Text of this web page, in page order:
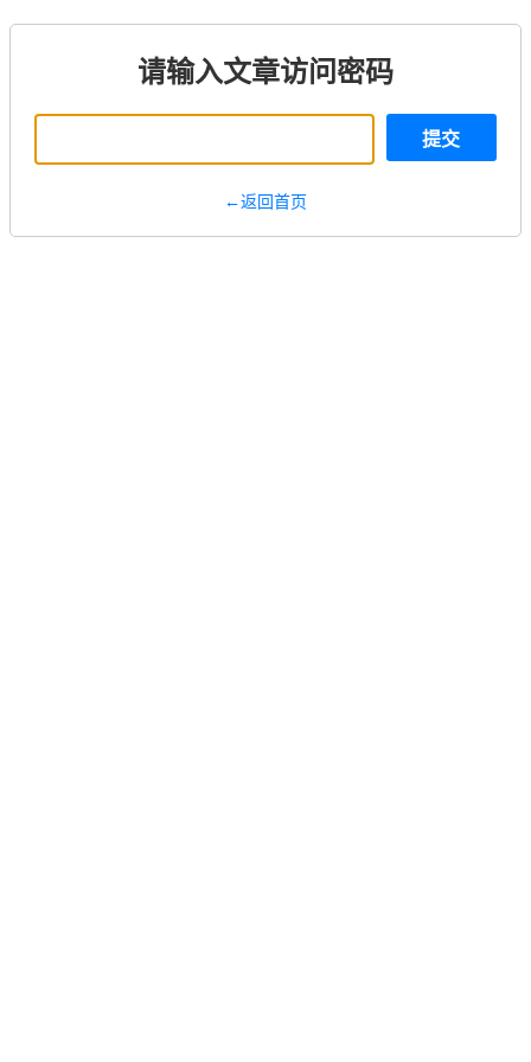
请输入文章访问密码
提交
←返回首页